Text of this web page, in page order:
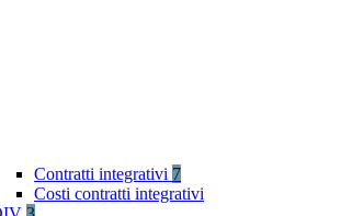
Contratti integrativi 7
Costi contratti integrativi